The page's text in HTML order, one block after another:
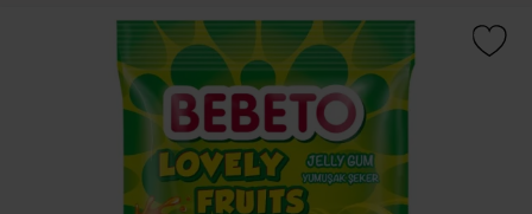
Heading
×
-57%